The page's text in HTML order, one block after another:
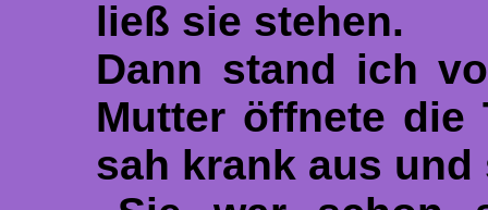
ließ sie stehen.
Dann stand ich
Mutter öffnete die
sah krank aus und